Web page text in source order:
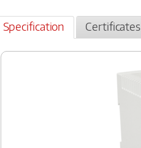
Specification Certificates